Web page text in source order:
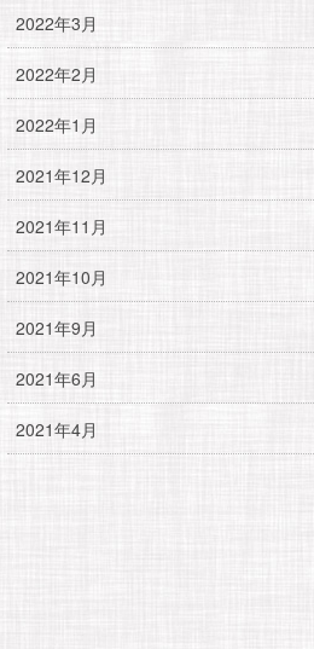
2022年3月
2022年2月
2022年1月
2021年12月
2021年11月
2021年10月
2021年9月
2021年6月
2021年4月